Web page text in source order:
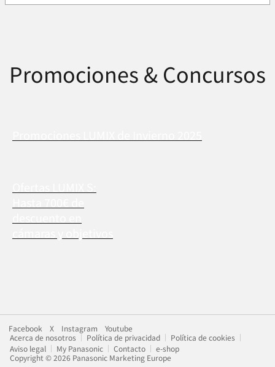
Promociones & Concursos
Facebook X Instagram
Youtube
Acerca de nosotros
Política de privacidad
Política de cookies
Aviso legal
My Panasonic Contacto
e-shop
Copyright © 2026 Panasonic Marketing Europe